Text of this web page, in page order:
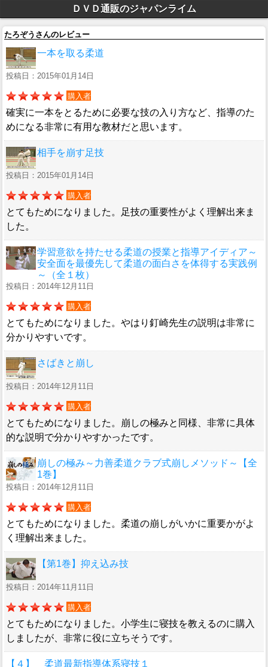
ＤＶＤ通販のジャパンライム
たろぞうさんのレビュー
一本を取る柔道
投稿日：2015年01月14日
購入者
確実に一本をとるために必要な技の入り方など、指導のた
めになる非常に有用な教材だと思います。
相手を崩す足技
投稿日：2015年01月14日
購入者
とてもためになりました。足技の重要性がよく理解出来ま
した。
学習意欲を持たせる柔道の授業と指導アイディア～
安全面を最優先して柔道の面白さを体得する実践例
～（全１枚）
投稿日：2014年12月11日
購入者
とてもためになりました。やはり釘崎先生の説明は非常に
分かりやすいです。
さばきと崩し
投稿日：2014年12月11日
購入者
とてもためになりました。崩しの極みと同様、非常に具体
的な説明で分かりやすかったです。
崩しの極み～力善柔道クラブ式崩しメソッド～【全
1巻】
投稿日：2014年12月11日
購入者
とてもためになりました。柔道の崩しがいかに重要かがよ
く理解出来ました。
【第1巻】抑え込み技
投稿日：2014年11月11日
購入者
とてもためになりました。小学生に寝技を教えるのに購入
しましたが、非常に役に立ちそうです。
【４】 柔道最新指導体系寝技１